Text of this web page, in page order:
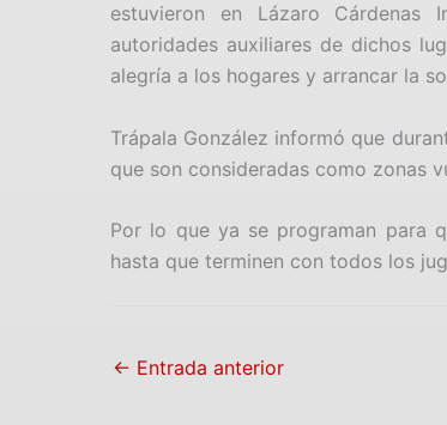
estuvieron en Lázaro Cárdenas
autoridades auxiliares de dichos
alegría a los hogares y arrancar la
Trápala González informó que
que son consideradas como zonas
Por lo que ya se programan para
hasta que terminen con todos los
← Entrada anterior